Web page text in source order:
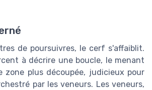
de poursuivres, le cerf s'affaiblit.
à décrire une boucle, le menant
zone plus découpée, judicieux pour
par les veneurs. Les veneurs,